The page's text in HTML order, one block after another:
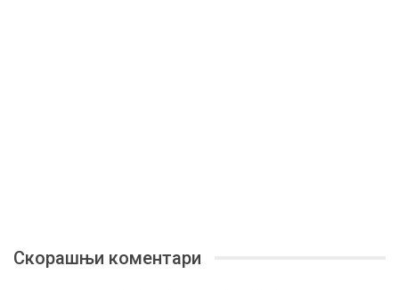
Скорашњи коментари